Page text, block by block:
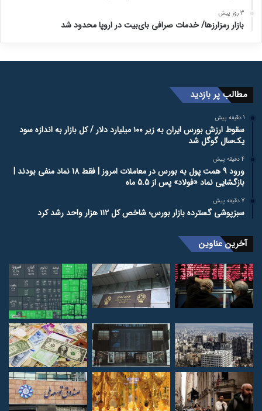
3 روز پیش
بازار رمزارزها/ خدمات صرافی بای‌بیت در اروپا محدود شد
مطالب پر بازدید
1 دقیقه پیش
سقوط ارزش بورس ایران به زیر ۱۰۰ میلیارد دلار / کل بازار به اندازه سود
یک‌سال گوگل شد
4 دقیقه پیش
ورود 9 همت پول به بورس در معاملات امروز | فقط 18 نماد منفی بودند |
بازگشایی نماد «فولاد» پس از 5.5 ماه
7 دقیقه پیش
سبزپوشی گسترده بازار بورس؛ شاخص کل ۱۱۲ هزار واحد رشد کرد
آخرین عناوین